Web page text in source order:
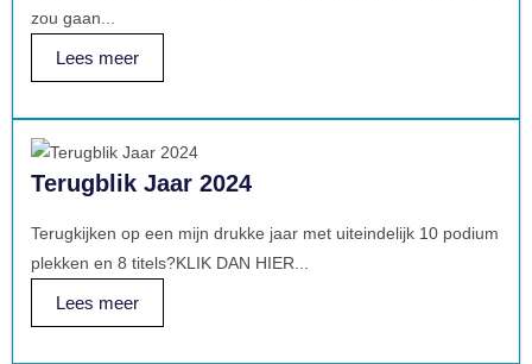
zou gaan...
Lees meer
Terugblik Jaar 2024
Terugkijken op een mijn drukke jaar met uiteindelijk 10 podium
plekken en 8 titels?KLIK DAN HIER...
Lees meer